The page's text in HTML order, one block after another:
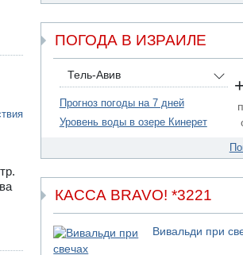
- Гильбоа Дахан
ПОГОДА В ИЗРАИЛЕ
Тель-Авив
Прогноз погоды на 7 дней
Уровень воды в озере Кинерет
КАССА BRAVO! *3221
Вивальди при